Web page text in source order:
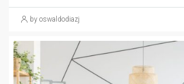
by oswaldodiazj